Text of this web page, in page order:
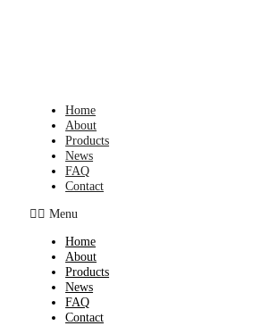
Home
About
Products
News
FAQ
Contact
Menu
Home
About
Products
News
FAQ
Contact